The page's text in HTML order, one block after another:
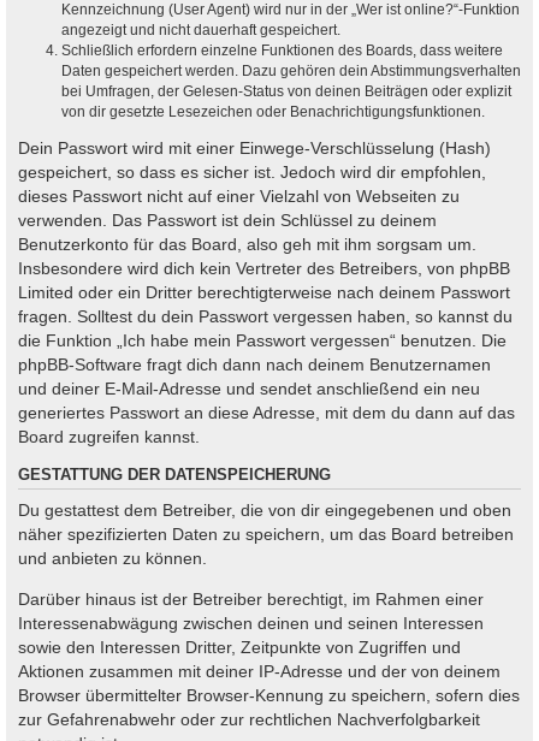
Kennzeichnung (User Agent) wird nur in der „Wer ist online?“-Funktion
angezeigt und nicht dauerhaft gespeichert.
Schließlich erfordern einzelne Funktionen des Boards, dass weitere
Daten gespeichert werden. Dazu gehören dein Abstimmungsverhalten
bei Umfragen, der Gelesen-Status von deinen Beiträgen oder explizit
von dir gesetzte Lesezeichen oder Benachrichtigungsfunktionen.
Dein Passwort wird mit einer Einwege-Verschlüsselung (Hash)
gespeichert, so dass es sicher ist. Jedoch wird dir empfohlen,
dieses Passwort nicht auf einer Vielzahl von Webseiten zu
verwenden. Das Passwort ist dein Schlüssel zu deinem
Benutzerkonto für das Board, also geh mit ihm sorgsam um.
Insbesondere wird dich kein Vertreter des Betreibers, von phpBB
Limited oder ein Dritter berechtigterweise nach deinem Passwort
fragen. Solltest du dein Passwort vergessen haben, so kannst du
die Funktion „Ich habe mein Passwort vergessen“ benutzen. Die
phpBB-Software fragt dich dann nach deinem Benutzernamen
und deiner E-Mail-Adresse und sendet anschließend ein neu
generiertes Passwort an diese Adresse, mit dem du dann auf das
Board zugreifen kannst.
GESTATTUNG DER DATENSPEICHERUNG
Du gestattest dem Betreiber, die von dir eingegebenen und oben
näher spezifizierten Daten zu speichern, um das Board betreiben
und anbieten zu können.
Darüber hinaus ist der Betreiber berechtigt, im Rahmen einer
Interessenabwägung zwischen deinen und seinen Interessen
sowie den Interessen Dritter, Zeitpunkte von Zugriffen und
Aktionen zusammen mit deiner IP-Adresse und der von deinem
Browser übermittelter Browser-Kennung zu speichern, sofern dies
zur Gefahrenabwehr oder zur rechtlichen Nachverfolgbarkeit